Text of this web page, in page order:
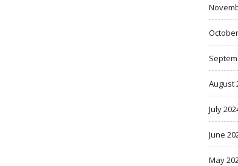
August
July
June
May